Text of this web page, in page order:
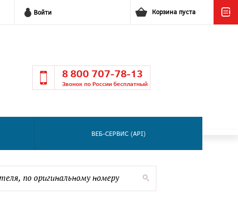
Войти Корзина пуста
8 800 707-78-13
Звонок по России бесплатный
ВЕБ-СЕРВИС (API)